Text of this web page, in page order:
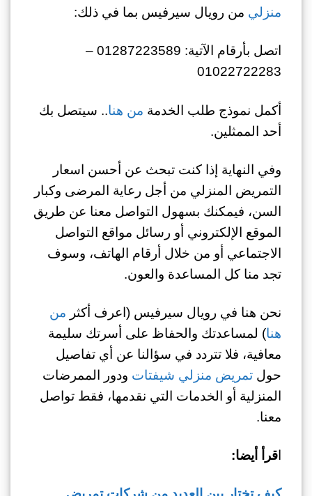
منزلي من رويال سيرفيس بما في ذلك:
اتصل بأرقام الآتية: 01287223589 –
01022722283
أكمل نموذج طلب الخدمة من هنا.. سيتصل بك
أحد الممثلين.
وفي النهاية إذا كنت تبحث عن أحسن اسعار
التمريض المنزلي من أجل رعاية المرضى وكبار
السن، فيمكنك بسهول التواصل معنا عن طريق
الموقع الإلكتروني أو رسائل مواقع التواصل
الاجتماعي أو من خلال أرقام الهاتف، وسوف
تجد منا كل المساعدة والعون.
نحن هنا في رويال سيرفيس (اعرف أكثر من
هنا) لمساعدتك والحفاظ على أسرتك سليمة
معافية، فلا تتردد في سؤالنا عن أي تفاصيل
حولتمريض منزلي شيفتات ودور الممرضات
المنزلية أو الخدمات التي نقدمها، فقط تواصل
معنا.
اقرأ أيضا: